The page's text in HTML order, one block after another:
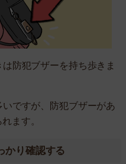
防犯ブザーを持ち歩きま
ですが、防犯ブザーがあ
ます。
かり確認する